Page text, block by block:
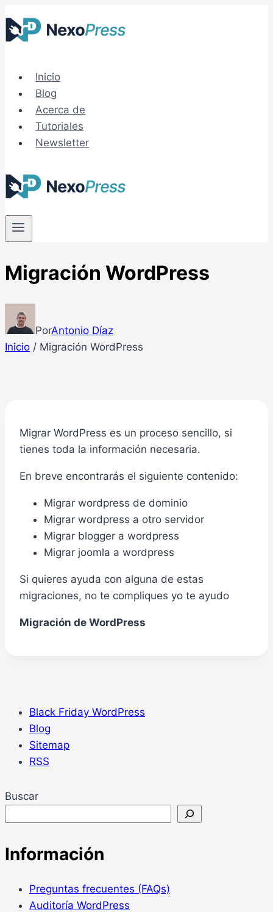
al
contenido
Inicio
Blog
Acerca de
Tutoriales
Newsletter
Migración WordPress
PorAntonio Díaz
Inicio / Migración WordPress
Migrar WordPress es un proceso sencillo, si
tienes toda la información necesaria.
En breve encontrarás el siguiente contenido:
Migrar wordpress de dominio
Migrar wordpress a otro servidor
Migrar blogger a wordpress
Migrar joomla a wordpress
Si quieres ayuda con alguna de estas
migraciones, no te compliques yo te ayudo
Migración de WordPress
Black Friday WordPress
Blog
Sitemap
RSS
Buscar
Información
Preguntas frecuentes (FAQs)
Auditoría WordPress